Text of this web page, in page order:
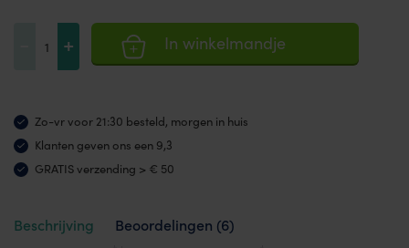
aantal
+ In winkelmandje
Zo-vr voor 21:30 besteld, morgen in huis
Klanten geven ons een 9,3
GRATIS verzending > € 50
Beschrijving Beoordelingen (6)